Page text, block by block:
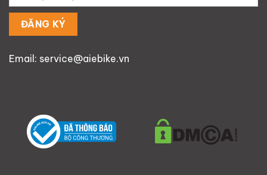
Email: service@aiebike.vn